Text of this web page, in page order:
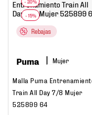
Rebajas
Puma Mujer
Malla Puma
Train All Day 7/8 Mujer
525899 64